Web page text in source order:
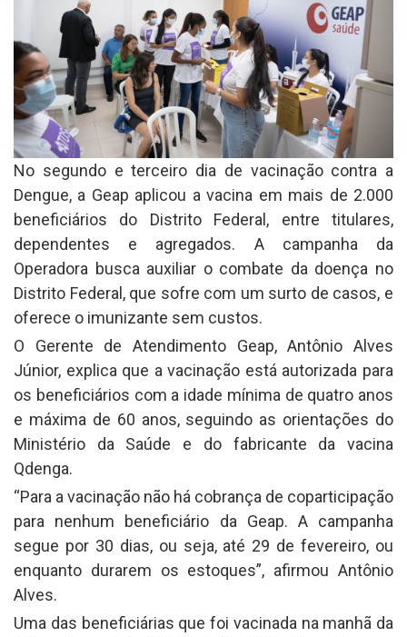
No segundo e terceiro dia de vacinação contra a
Dengue, a Geap aplicou a vacina em mais de 2.000
beneficiários do Distrito Federal, entre titulares,
dependentes e agregados. A campanha da
Operadora busca auxiliar o combate da doença no
Distrito Federal, que sofre com um surto de casos, e
oferece o imunizante sem custos.
O Gerente de Atendimento Geap, Antônio Alves
Júnior, explica que a vacinação está autorizada para
os beneficiários com a idade mínima de quatro anos
e máxima de 60 anos, seguindo as orientações do
Ministério da Saúde e do fabricante da vacina
Qdenga.
“Para a vacinação não há cobrança de coparticipação
para nenhum beneficiário da Geap. A campanha
segue por 30 dias, ou seja, até 29 de fevereiro, ou
enquanto durarem os estoques”, afirmou Antônio
Alves.
Uma das beneficiárias que foi vacinada na manhã da